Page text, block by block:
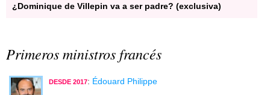
¿Dominique de Villepin va a ser padre? (exclusiva)
Primeros ministros francés
DESDE 2017: Édouard Philippe